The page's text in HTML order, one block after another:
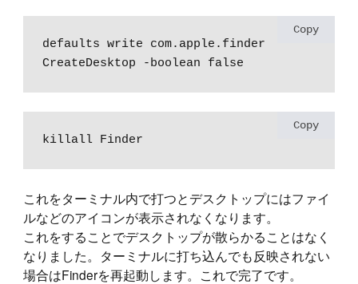
defaults write com.apple.finder
CreateDesktop -boolean false
Copy
killall Finder
Copy
これをターミナル内で打つとデスクトップにはファイ
ルなどのアイコンが表示されなくなります。
これをすることでデスクトップが散らかることはなく
なりました。ターミナルに打ち込んでも反映されない
場合はFinderを再起動します。これで完了です。